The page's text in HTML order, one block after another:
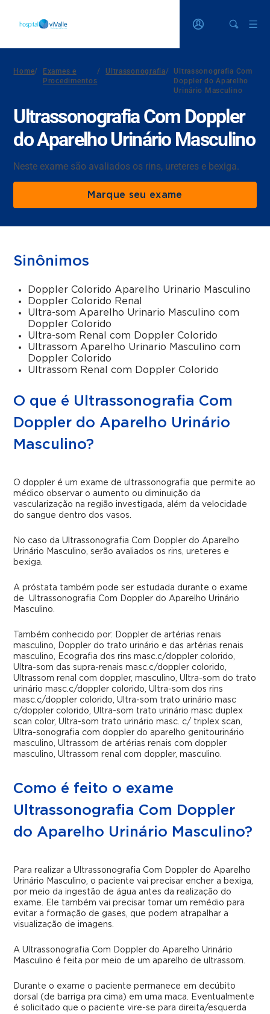
Home/
Exames e
Procedimentos
/ Ultrassonografia/
Ultrassonografia Com
Doppler do Aparelho
Urinário Masculino
Ultrassonografia Com Doppler
do Aparelho Urinário Masculino
Neste exame são avaliados os rins, ureteres e bexiga.
Marque seu exame
Sinônimos
Doppler Colorido Aparelho Urinario Masculino
Doppler Colorido Renal
Ultra-som Aparelho Urinario Masculino com
Doppler Colorido
Ultra-som Renal com Doppler Colorido
Ultrassom Aparelho Urinario Masculino com
Doppler Colorido
Ultrassom Renal com Doppler Colorido
O que é Ultrassonografia Com
Doppler do Aparelho Urinário
Masculino?
O doppler é um exame de ultrassonografia que permite ao
médico observar o aumento ou diminuição da
vascularização na região investigada, além da velocidade
do sangue dentro dos vasos.
No caso da Ultrassonografia Com Doppler do Aparelho
Urinário Masculino, serão avaliados os rins, ureteres e
bexiga.
A próstata também pode ser estudada durante o exame
de Ultrassonografia Com Doppler do Aparelho Urinário
Masculino.
Também conhecido por: Doppler de artérias renais
masculino, Doppler do trato urinário e das artérias renais
masculino, Ecografia dos rins masc.c/doppler colorido,
Ultra-som das supra-renais masc.c/doppler colorido,
Ultrassom renal com doppler, masculino, Ultra-som do trato
urinário masc.c/doppler colorido, Ultra-som dos rins
masc.c/doppler colorido, Ultra-som trato urinário masc
c/doppler colorido, Ultra-som trato urinário masc duplex
scan color, Ultra-som trato urinário masc. c/ triplex scan,
Ultra-sonografia com doppler do aparelho genitourinário
masculino, Ultrassom de artérias renais com doppler
masculino, Ultrassom renal com doppler, masculino.
Como é feito o exame
Ultrassonografia Com Doppler
do Aparelho Urinário Masculino?
Para realizar a Ultrassonografia Com Doppler do Aparelho
Urinário Masculino, o paciente vai precisar encher a bexiga,
por meio da ingestão de água antes da realização do
exame. Ele também vai precisar tomar um remédio para
evitar a formação de gases, que podem atrapalhar a
visualização de imagens.
A Ultrassonografia Com Doppler do Aparelho Urinário
Masculino é feita por meio de um aparelho de ultrassom.
Durante o exame o paciente permanece em decúbito
dorsal (de barriga pra cima) em uma maca. Eventualmente
é solicitado que o paciente vire-se para direita/esquerda